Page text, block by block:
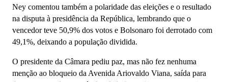
Ney comentou também a polaridade das eleições e o resultado
na disputa à presidência da República, lembrando que o
vencedor teve 50,9% dos votos e Bolsonaro foi derrotado com
49,1%, deixando a população dividida.
O presidente da Câmara pediu paz, mas não fez nenhuma
menção ao bloqueio da Avenida Ariovaldo Viana, saída para